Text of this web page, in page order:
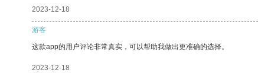
2023-12-18
游客
这款app的用户评论非常真实，可以帮助我做出更准确的选择。
2023-12-18